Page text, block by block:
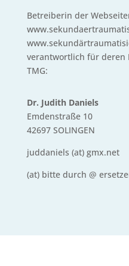
Betreiberin der
verantwortlich für deren
TMG:
Dr. Judith Daniels
Emdenstraße 10
42697 SOLINGEN
juddaniels (at) gmx.net
(at) bitte durch @